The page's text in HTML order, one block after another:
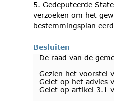
5. Gedeputeerde
verzoeken om het
bestemmingsplan
Besluiten
De raad van de
Gezien het voorstel
Gelet op het advies
Gelet op artikel 3.1